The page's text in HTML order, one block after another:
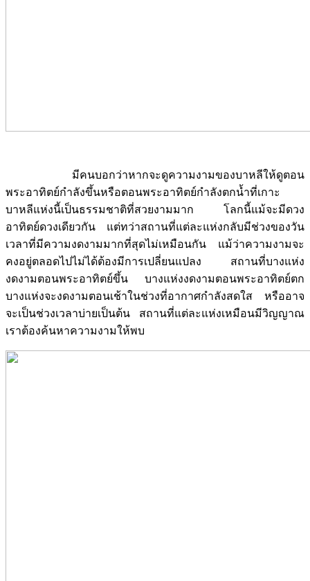
มีคนบอกว่าหากจะดูความงามของบาหลีให้ดูตอน
พระอาทิตย์กำลังขึ้นหรือตอนพระอาทิตย์กำลังตกน้ำที่เกาะ
บาหลีแห่งนี้เป็นธรรมชาติที่สวยงามมาก โลกนี้แม้จะมีดวง
อาทิตย์ดวงเดียวกัน แต่ทว่าสถานที่แต่ละแห่งกลับมีช่วงของวัน
เวลาที่มีความงดงามมากที่สุดไม่เหมือนกัน แม้ว่าความงามจะ
คงอยู่ตลอดไปไม่ได้ต้องมีการเปลี่ยนแปลง สถานที่บางแห่ง
งดงามตอนพระอาทิตย์ขึ้น บางแห่งงดงามตอนพระอาทิตย์ตก
บางแห่งจะงดงามตอนเช้าในช่วงที่อากาศกำลังสดใส หรืออาจ
จะเป็นช่วงเวลาบ่ายเป็นต้น สถานที่แต่ละแห่งเหมือนมีวิญญาณ
เราต้องค้นหาความงามให้พบ